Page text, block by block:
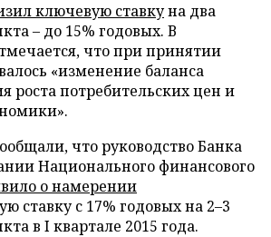
ключевую ставкуна два
– до 15% годовых. В
что при принятии
«изменение баланса
роста потребительских цен и
что руководство Банка
Национального финансового
о намерении
ставку с 17% годовых на 2–3
в I квартале 2015 года.